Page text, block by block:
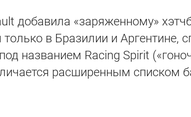
добавила «заряженному»
в Бразилии и Аргентине,
названием Racing Spirit
расширенным списком